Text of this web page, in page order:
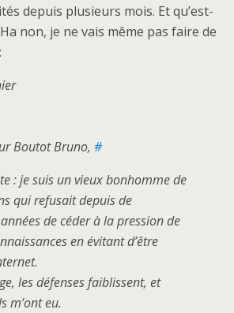
depuis plusieurs mois. Et qu’est-
non, je ne vais même pas faire de
:
Boutot Bruno, #
: je suis un vieux bonhomme de
qui refusait depuis de
de céder à la pression de
en évitant d’être
les défenses faiblissent, et
m’ont eu.